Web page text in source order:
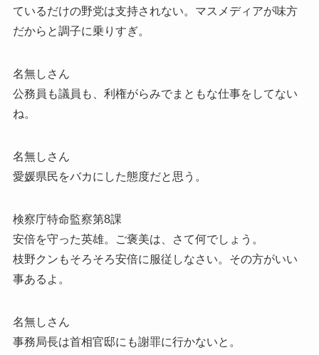
ているだけの野党は支持されない。マスメディアが味方
だからと調子に乗りすぎ。
名無しさん
公務員も議員も、利権がらみでまともな仕事をしてない
ね。
名無しさん
愛媛県民をバカにした態度だと思う。
検察庁特命監察第8課
安倍を守った英雄。ご褒美は、さて何でしょう。
枝野クンもそろそろ安倍に服従しなさい。その方がいい
事あるよ。
名無しさん
事務局長は首相官邸にも謝罪に行かないと。